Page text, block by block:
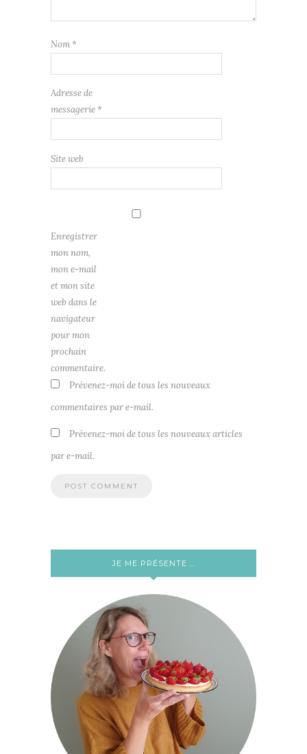
Nom *
Adresse de
messagerie *
Site web
Enregistrer
mon nom,
mon e-mail
et mon site
web dans le
navigateur
pour mon
prochain
commentaire.
Prévenez-moi de tous les nouveaux
commentaires par e-mail.
Prévenez-moi de tous les nouveaux articles
par e-mail.
JE ME PRÉSENTE …